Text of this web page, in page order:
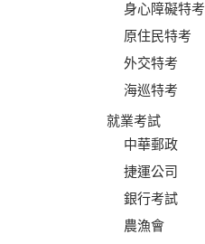
身心障礙特考
原住民特考
外交特考
海巡特考
就業考試
中華郵政
捷運公司
銀行考試
農漁會